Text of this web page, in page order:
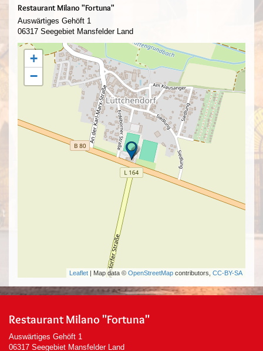
Restaurant Milano "Fortuna"
Auswärtiges Gehöft 1
06317 Seegebiet Mansfelder Land
+
−
Leaflet | Map data © OpenStreetMap contributors, CC-BY-SA
Restaurant Milano "Fortuna"
Auswärtiges Gehöft 1
06317 Seegebiet Mansfelder Land